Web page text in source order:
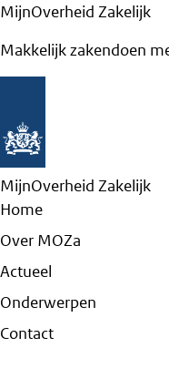
MijnOverheid Zakelijk
Makkelijk zakendoen
MijnOverheid Zakelijk
Home
Over MOZa
Actueel
Onderwerpen
Contact